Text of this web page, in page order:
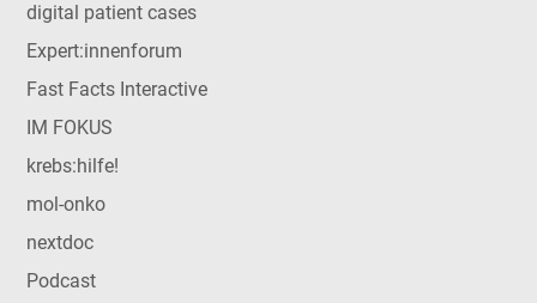
digital patient cases
Expert:innenforum
Fast Facts Interactive
IM FOKUS
krebs:hilfe!
mol-onko
nextdoc
Podcast